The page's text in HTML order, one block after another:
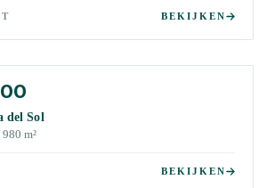
BEKIJKEN
del Sol
980 m²
BEKIJKEN